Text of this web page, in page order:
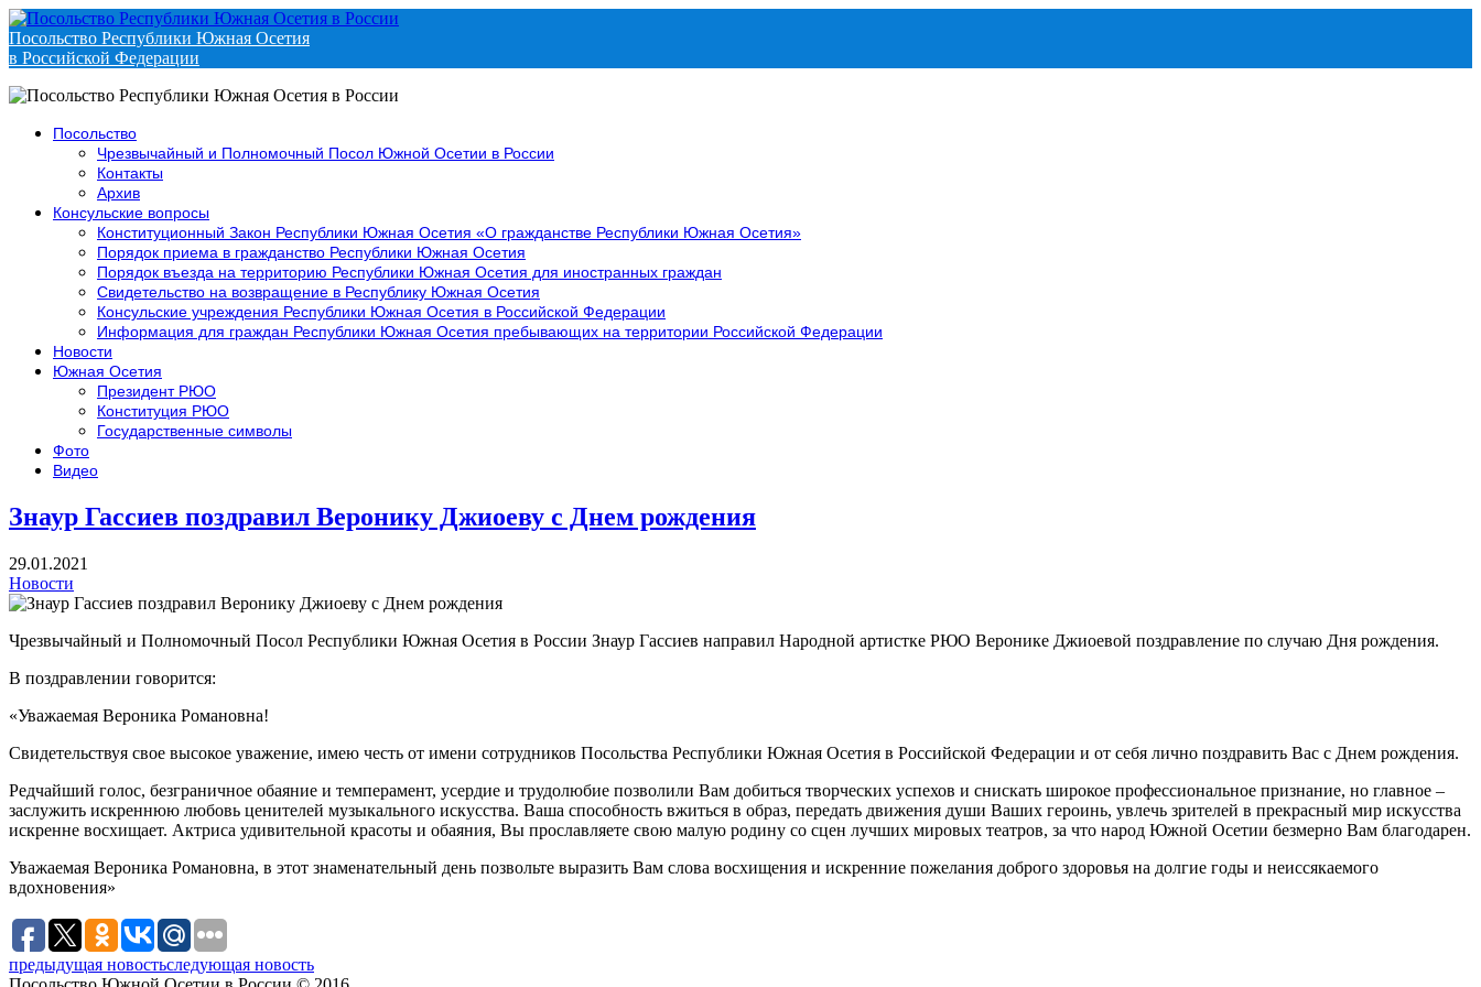
Посольство Республики Южная Осетия
в Российской Федерации
Посольство
Чрезвычайный и Полномочный Посол Южной Осетии в России
Контакты
Архив
Консульские вопросы
Конституционный Закон Республики Южная Осетия «О гражданстве Республики Южная Осетия»
Порядок приема в гражданство Республики Южная Осетия
Порядок въезда на территорию Республики Южная Осетия для иностранных граждан
Свидетельство на возвращение в Республику Южная Осетия
Консульские учреждения Республики Южная Осетия в Российской Федерации
Информация для граждан Республики Южная Осетия пребывающих на территории Российской Федерации
Новости
Южная Осетия
Президент РЮО
Конституция РЮО
Государственные символы
Фото
Видео
Знаур Гассиев поздравил Веронику Джиоеву с Днем рождения
29.01.2021
Новости
Чрезвычайный и Полномочный Посол Республики Южная Осетия в России Знаур Гассиев направил Народной артистке РЮО Веронике Джиоевой поздравление по случаю Дня рождения.
В поздравлении говорится:
«Уважаемая Вероника Романовна!
Свидетельствуя свое высокое уважение, имею честь от имени сотрудников Посольства Республики Южная Осетия в Российской Федерации и от себя лично поздравить Вас с Днем рождения.
Редчайший голос, безграничное обаяние и темперамент, усердие и трудолюбие позволили Вам добиться творческих успехов и снискать широкое профессиональное признание, но главное –
заслужить искреннюю любовь ценителей музыкального искусства. Ваша способность вжиться в образ, передать движения души Ваших героинь, увлечь зрителей в прекрасный мир искусства
искренне восхищает. Актриса удивительной красоты и обаяния, Вы прославляете свою малую родину со сцен лучших мировых театров, за что народ Южной Осетии безмерно Вам благодарен.
Уважаемая Вероника Романовна, в этот знаменательный день позвольте выразить Вам слова восхищения и искренние пожелания доброго здоровья на долгие годы и неиссякаемого
вдохновения»
предыдущая новостьследующая новость